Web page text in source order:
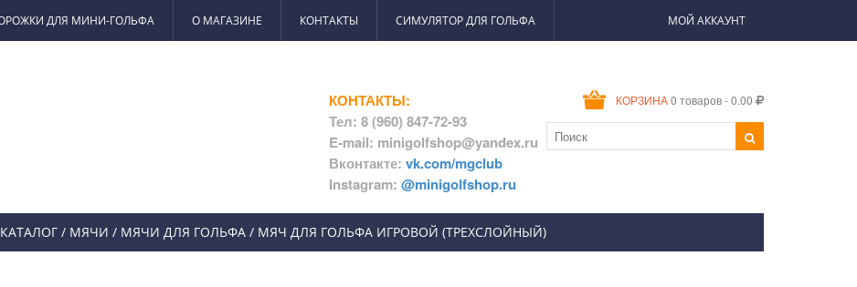
ДЛЯ МИНИ-ГОЛЬФА О МАГАЗИНЕ КОНТАКТЫ СИМУЛЯТОР ДЛЯ ГОЛЬФА МОЙ АККАУНТ
КОРЗИНА 0 товаров - 0.00
КОНТАКТЫ:
Тел: 8 (960) 847-72-93
E-mail: minigolfshop@yandex.ru
Вконтакте: vk.com/mgclub
Instagram: @minigolfshop.ru
КАТАЛОГ / МЯЧИ / МЯЧИ ДЛЯ ГОЛЬФА / МЯЧ ДЛЯ ГОЛЬФА ИГРОВОЙ (ТРЕХСЛОЙНЫЙ)